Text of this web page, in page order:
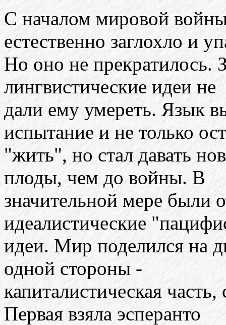
С началом мировой
естественно заглохло и
Но оно не прекратилось.
лингвистические идеи не
дали ему умереть. Язык
испытание и не только
"жить", но стал давать
плоды, чем до войны. В
значительной мере были
идеалистические
идеи. Мир поделился на
одной стороны -
капиталистическая
Первая взяла эсперанто